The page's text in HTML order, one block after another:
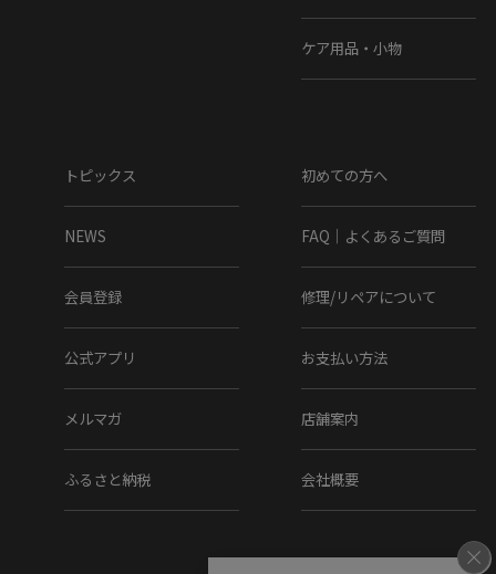
その際は、当店の都合によりキャンセルとさせて頂きます
お使いのパソコンのモニターの状況、撮影時の状況により、
写真と実際の商品の色合いが多少異なる場合がございます。
ございます。
こちらの商品は天然素材を使用しておりますため、もともと
のシワ、色むら、小さな穴等がある場合がございます。こち
らは天然皮革の味であり、風合いでございますので、不良品
ではございません。
当店は実店舗との同時運営のため、試着時についた履きジワ
ケア用品・小物
トピックス
NEWS
会員登録
公式アプリ
メルマガ
ふるさと納税
初めての方へ
FAQ｜よくあるご質問
修理/リペアについて
お支払い方法
店舗案内
会社概要